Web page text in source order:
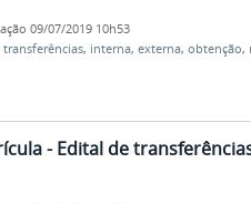
09/07/2019 10h53
transferências, interna, externa, obtenção,
- Edital de